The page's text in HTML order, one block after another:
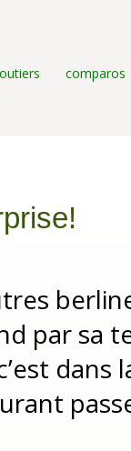
comparos
par sa
dans